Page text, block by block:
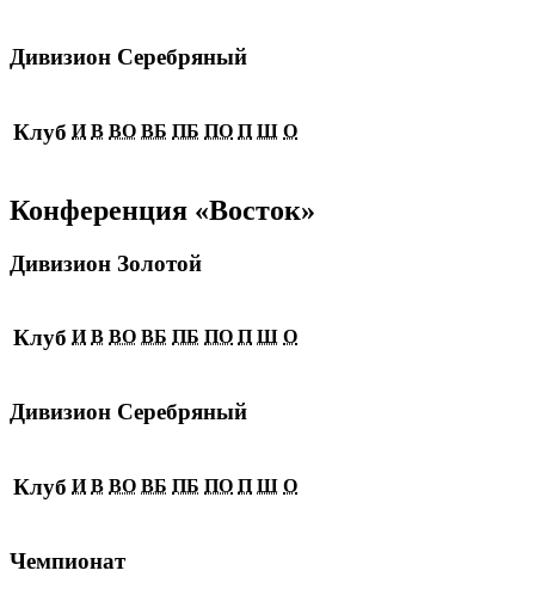
Дивизион Серебряный
Клуб И В ВО ВБ ПБ ПО П Ш О
Конференция «Восток»
Дивизион Золотой
Клуб И В ВО ВБ ПБ ПО П Ш О
Дивизион Серебряный
Клуб И В ВО ВБ ПБ ПО П Ш О
Чемпионат